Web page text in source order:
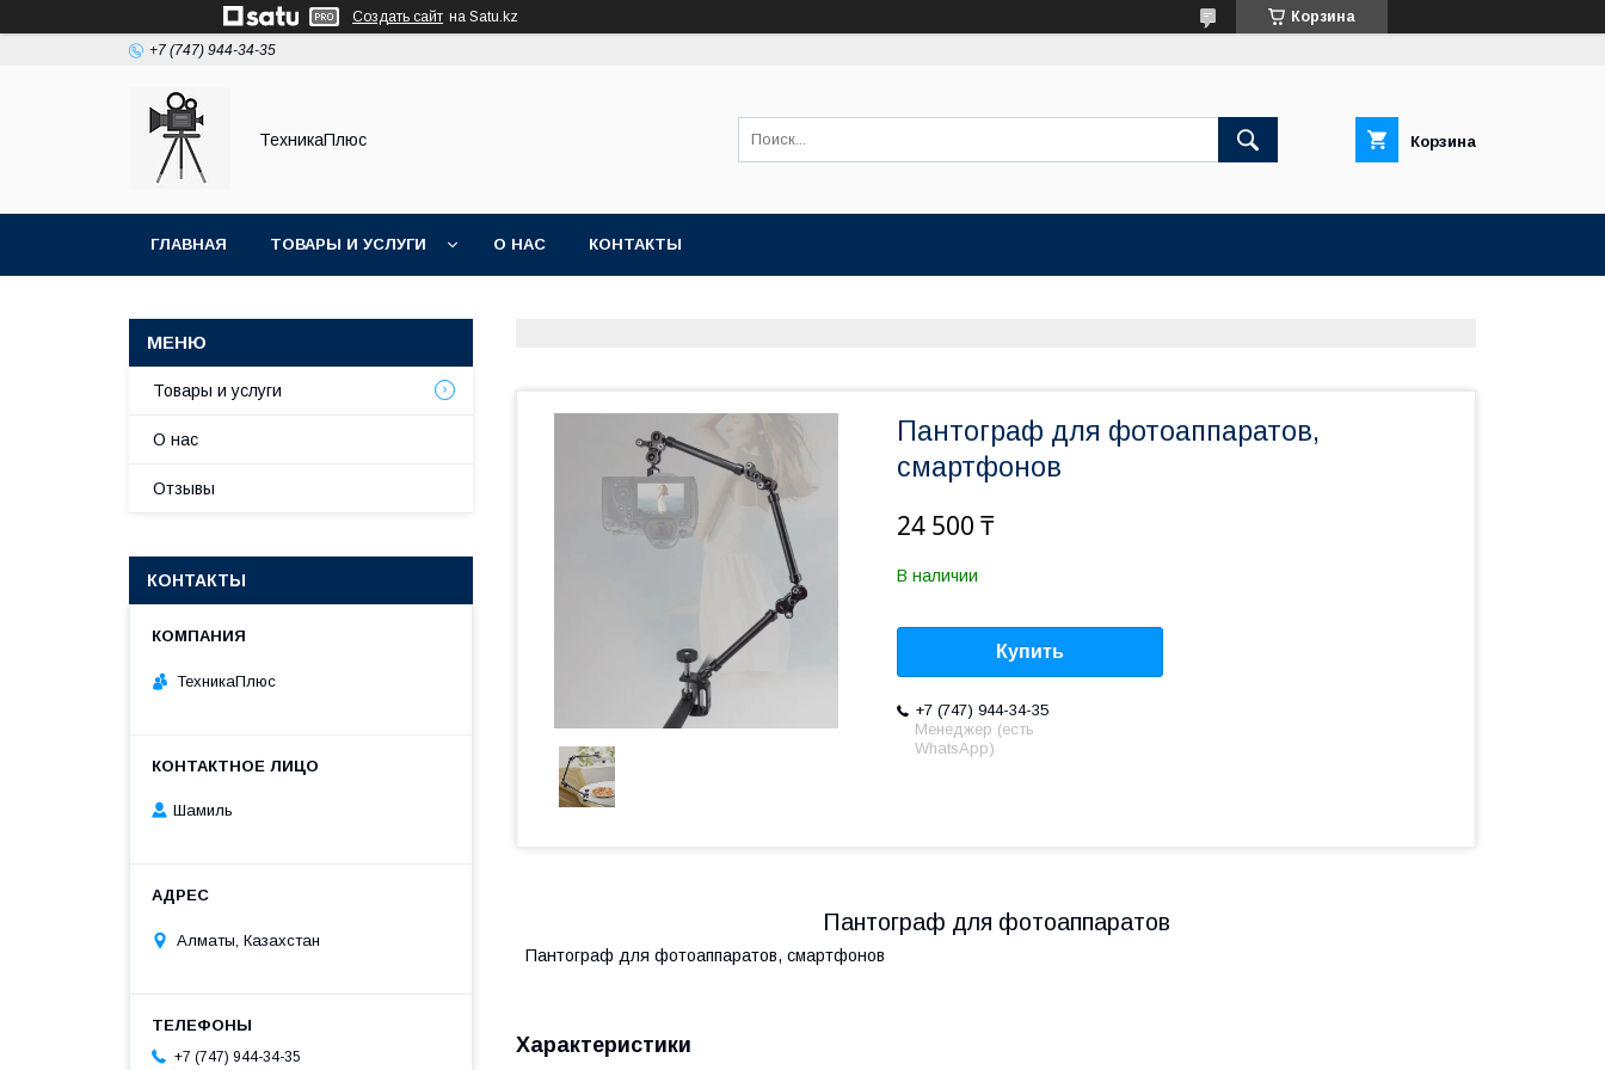
Создать сайт на Satu.kz Корзина
+7 (747) 944-34-35
ТехникаПлюс Корзина
ГЛАВНАЯ ТОВАРЫ И УСЛУГИ О НАС КОНТАКТЫ
Пантограф для фотоаппаратов,
смартфонов
24 500 ₸
В наличии
Купить
+7 (747) 944-34-35
Менеджер (есть
WhatsApp)
Пантограф для фотоаппаратов
Пантограф для фотоаппаратов, смартфонов
Характеристики
Товары и услуги
О нас
Отзывы
КОНТАКТЫ
ТехникаПлюс
Шамиль
Алматы, Казахстан
+7 (747) 944-34-35